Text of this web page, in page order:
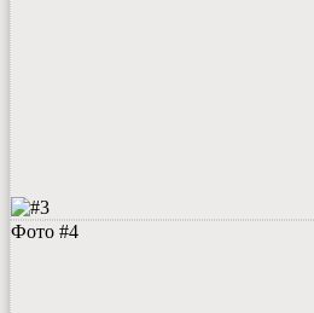
Фото #4